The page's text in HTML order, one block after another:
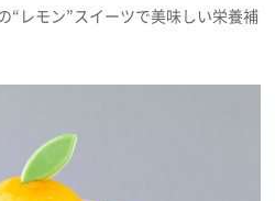
“レモン”スイーツで美味しい栄養補